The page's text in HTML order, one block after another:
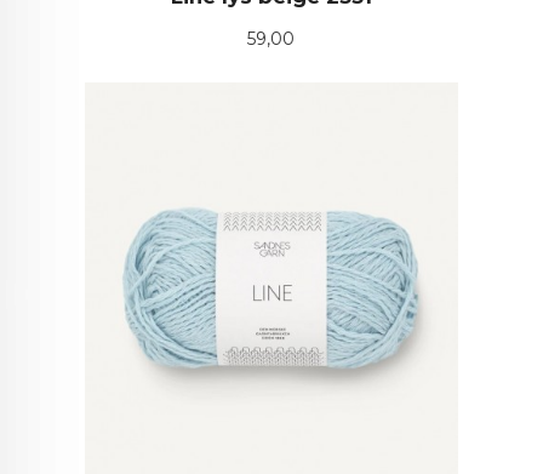
Pris
59,00